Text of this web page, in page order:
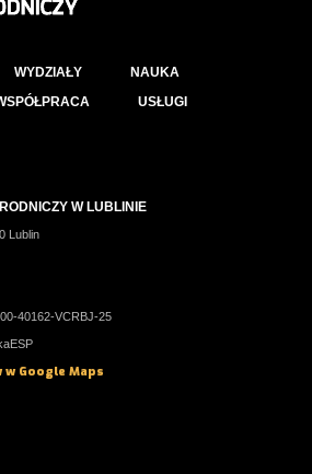
WYDZIAŁY
NAUKA
USŁUGI
W LUBLINIE
Lublin
40162-VCRBJ-25
Google Maps